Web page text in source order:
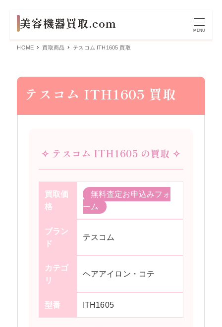
MENU
HOME 買取商品 テスコム ITH1605 買取
テスコム ITH1605 買取
✧ テスコム ITH1605 の買取 ✧
買取価
格
無料査定お申込みフォ
ーム
ブラン
ド
テスコム
カテゴ
リ
ヘアアイロン・コテ
型番 ITH1605